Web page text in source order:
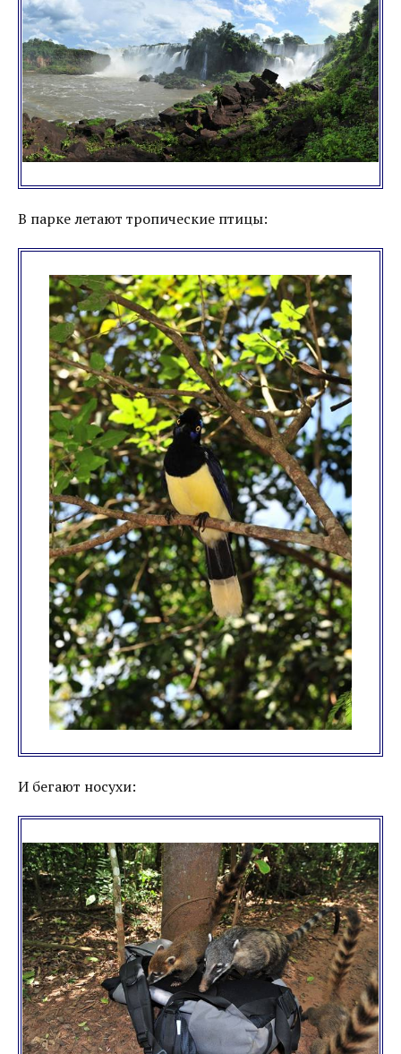
В парке летают тропические птицы:
И бегают носухи: